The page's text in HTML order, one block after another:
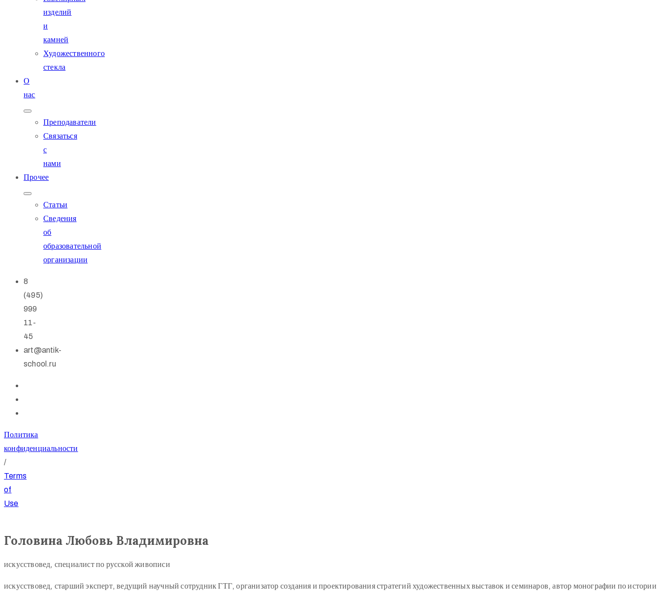
изделий
и
камней
Художественного
стекла
О
нас
Преподаватели
Связаться
с
нами
Прочее
Статьи
Сведения
об
образовательной
организации
8
(495)
999
11-
45
art@antik-
school.ru
Политика
конфиденциальности
/
Terms
of
Use
Головина Любовь Владимировна
искусствовед, специалист по русской живописи
искусствовед, старший эксперт, ведущий научный сотрудник ГТГ, организатор создания и проектирования стратегий художественных выставок и семинаров, автор монографии по истории